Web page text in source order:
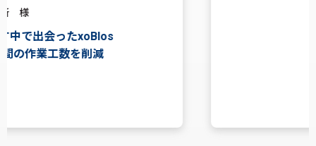
地域に根付き、長く働いてもらえる会社を目指す
パソコンの中にあるデータを思い通りに変換する